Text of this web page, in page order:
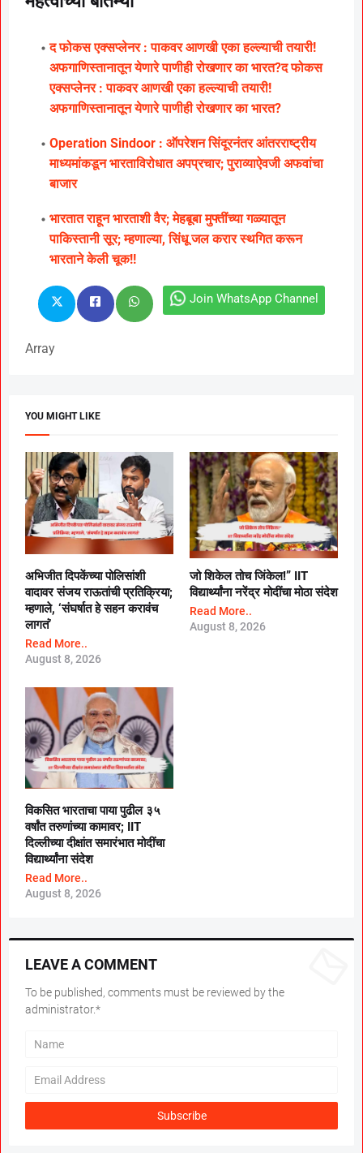
द फोकस एक्सप्लेनर : पाकवर आणखी एका हल्ल्याची तयारी!
अफगाणिस्तानातून येणारे पाणीही रोखणार का भारत?द फोकस
एक्सप्लेनर : पाकवर आणखी एका हल्ल्याची तयारी!
अफगाणिस्तानातून येणारे पाणीही रोखणार का भारत?
Operation Sindoor : ऑपरेशन सिंदूरनंतर आंतरराष्ट्रीय
माध्यमांकडून भारताविरोधात अपप्रचार; पुराव्याऐवजी अफवांचा
बाजार
भारतात राहून भारताशी वैर; मेहबूबा मुफ्तींच्या गळ्यातून
पाकिस्तानी सूर; म्हणाल्या, सिंधू जल करार स्थगित करून
भारताने केली चूक!!
Join WhatsApp Channel
Array
YOU MIGHT LIKE
अभिजीत दिपकेंच्या पोलिसांशी
वादावर संजय राऊतांची प्रतिक्रिया;
म्हणाले, ‘संघर्षात हे सहन करावंच
लागतं’
Read More..
August 8, 2026
जो शिकेल तोच जिंकेल!” IIT
विद्यार्थ्यांना नरेंद्र मोदींचा मोठा संदेश
Read More..
August 8, 2026
विकसित भारताचा पाया पुढील ३५
वर्षांत तरुणांच्या कामावर; IIT
दिल्लीच्या दीक्षांत समारंभात मोदींचा
विद्यार्थ्यांना संदेश
Read More..
August 8, 2026
LEAVE A COMMENT
To be published, comments must be reviewed by the
administrator.*